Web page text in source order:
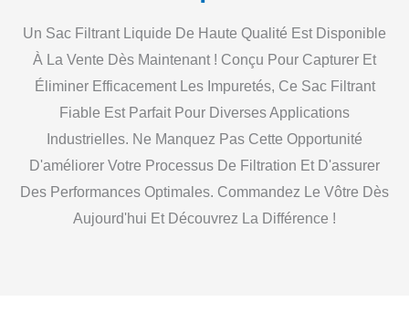
Un Sac Filtrant Liquide De Haute Qualité Est Disponible
À La Vente Dès Maintenant ! Conçu Pour Capturer Et
Éliminer Efficacement Les Impuretés, Ce Sac Filtrant
Fiable Est Parfait Pour Diverses Applications
Industrielles. Ne Manquez Pas Cette Opportunité
D'améliorer Votre Processus De Filtration Et D'assurer
Des Performances Optimales. Commandez Le Vôtre Dès
Aujourd'hui Et Découvrez La Différence !